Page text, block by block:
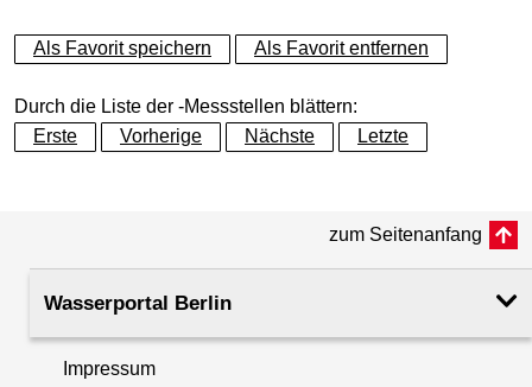
+
−
Als Favorit speichern Als Favorit entfernen
Durch die Liste der -Messstellen blättern:
Erste
Vorherige Nächste Letzte
zum Seitenanfang
Wasserportal Berlin
Impressum